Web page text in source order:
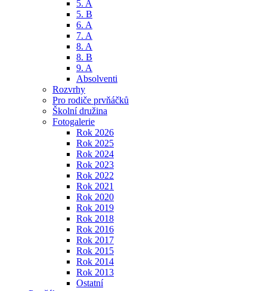
5. A
5. B
6. A
7. A
8. A
8. B
9. A
Absolventi
Rozvrhy
Pro rodiče prvňáčků
Školní družina
Fotogalerie
Rok 2026
Rok 2025
Rok 2024
Rok 2023
Rok 2022
Rok 2021
Rok 2020
Rok 2019
Rok 2018
Rok 2016
Rok 2017
Rok 2015
Rok 2014
Rok 2013
Ostatní